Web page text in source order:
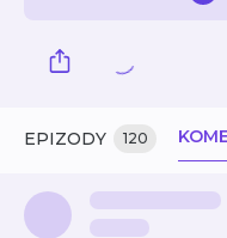
EPIZODY 120